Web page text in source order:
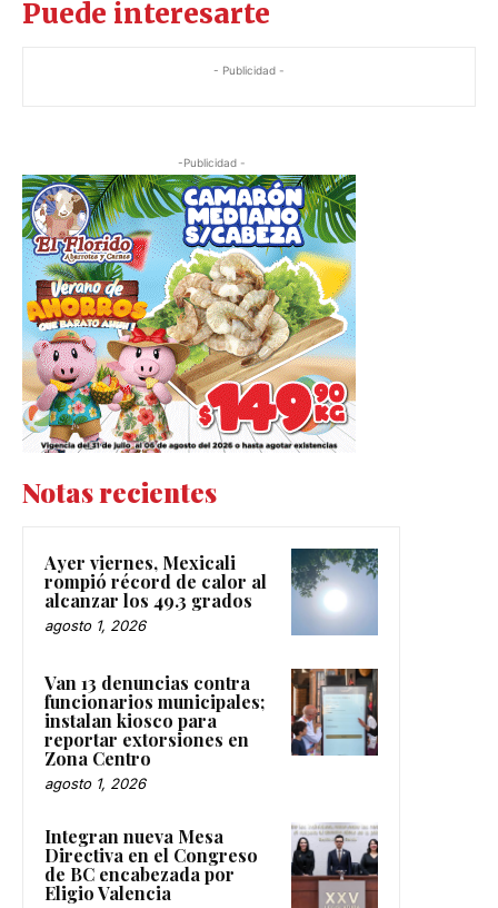
Puede interesarte
- Publicidad -
-Publicidad -
Notas recientes
Ayer viernes, Mexicali
rompió récord de calor al
alcanzar los 49.3 grados
agosto 1, 2026
Van 13 denuncias contra
funcionarios municipales;
instalan kiosco para
reportar extorsiones en
Zona Centro
agosto 1, 2026
Integran nueva Mesa
Directiva en el Congreso
de BC encabezada por
Eligio Valencia